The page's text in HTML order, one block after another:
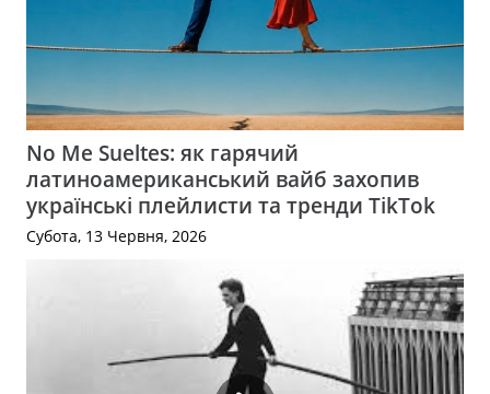
No Me Sueltes: як гарячий
латиноамериканський вайб захопив
українські плейлисти та тренди TikTok
Субота, 13 Червня, 2026